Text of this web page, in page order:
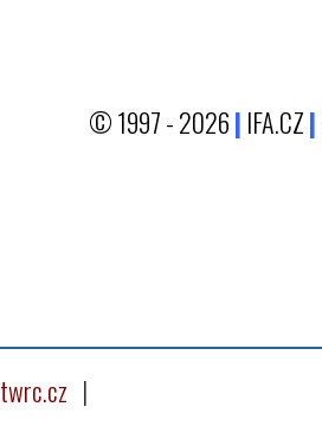
© 1997 - 2026| IFA.CZ|
twrc.cz |